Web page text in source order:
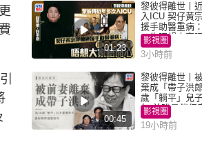
01:23
黎彼得離世丨
入ICU 契仔黃宗澤曾施
援手助醫重病
一生唔想大家唔
影視圈
3小時前
00:45
黎彼得離世丨
棄成「帶子洪郎」
歲「躺平」兒
年 曾盼尋伴侶
影視圈
19小時前